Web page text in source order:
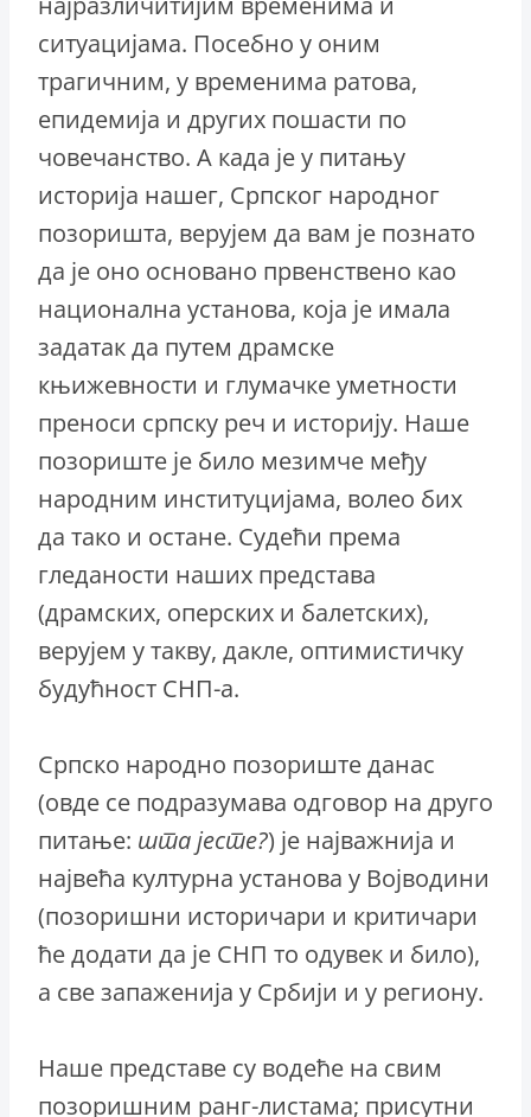
ситуацијама. Посебно у оним
трагичним, у временима ратова,
епидемија и других пошасти по
човечанство. А када је у питању
историја нашег, Српског народног
позоришта, верујем да вам је познато
да је оно основано првенствено као
национална установа, која је имала
задатак да путем драмске
књижевности и глумачке уметности
преноси српску реч и историју. Наше
позориште је било мезимче међу
народним институцијама, волео бих
да тако и остане. Судећи према
гледаности наших представа
(драмских, оперских и балетских),
верујем у такву, дакле, оптимистичку
будућност СНП-а.
Српско народно позориште данас
(овде се подразумава одговор на друго
питање: шта јесте?) је најважнија и
највећа културна установа у Војводини
(позоришни историчари и критичари
ће додати да је СНП то одувек и било),
а све запаженија у Србији и у региону.
Наше представе су водеће на свим
позоришним ранг-листама; присутни